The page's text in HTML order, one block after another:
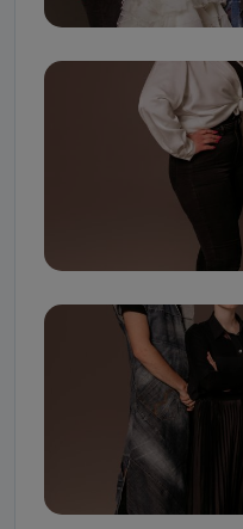
Podanie danych
na każdym etapie i nie jest
negatywnymi
dokonać w dowolny,
tradycyjna) tak, aby
Kablowej Pro-Art z siedzibą
Wielkopolski (63-400) przy
Kiedy i komu
Państwa dane?
Telewizja Kablowa Pro-Art
trzecim, jak również nie są
procesach
Co mogą
przekazanymi
Po wyrażeniu zgody na
mają Państwo prawo do
Pro-Art z siedzibą w
400) przy ul. Wolności 19
dotyczących Państwa